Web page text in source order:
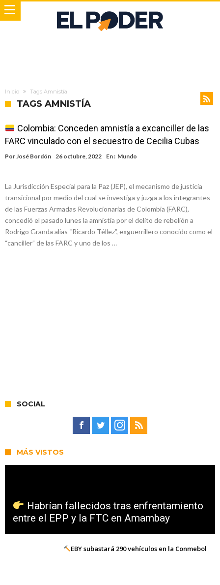
Inicio Tags Amnistía
TAGS AMNISTÍA
Colombia: Conceden amnistía a excanciller de las
FARC vinculado con el secuestro de Cecilia Cubas
PorJosé Bordón 26 octubre, 2022 En : Mundo
La Jurisdicción Especial para la Paz (JEP), el mecanismo de justicia
transicional por medio del cual se investiga y juzga a los integrantes
de las Fuerzas Armadas Revolucionarias de Colombia (FARC),
concedió el pasado lunes la amnistía por el delito de rebelión a
Rodrigo Granda alias “Ricardo Téllez”, exguerrillero conocido como el
“canciller” de las FARC y uno de los …
SOCIAL
MÁS VISTOS
Habrían fallecidos tras enfrentamiento
entre el EPP y la FTC en Amambay
EBY subastará 290 vehículos en la Conmebol